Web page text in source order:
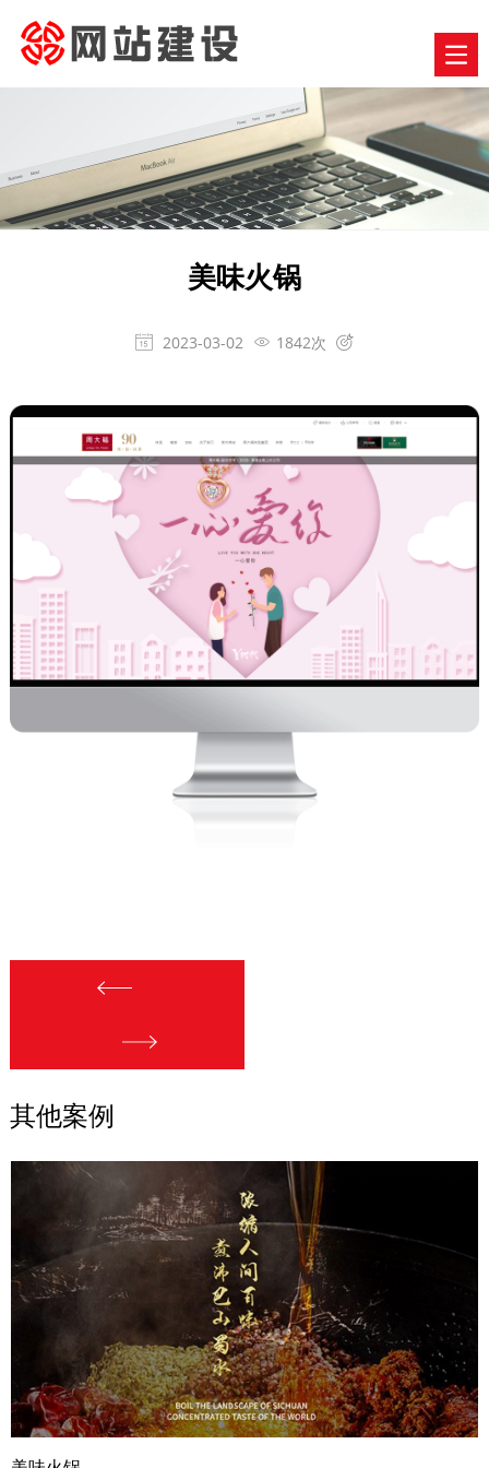
美味火锅
 2023-03-02  1842次 
其他案例